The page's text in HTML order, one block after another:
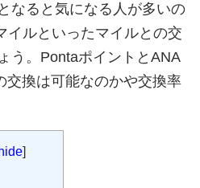
なると気になる人が多いの
イルといったマイルとの交
う。PontaポイントとANA
交換は可能なのかや交換率
]